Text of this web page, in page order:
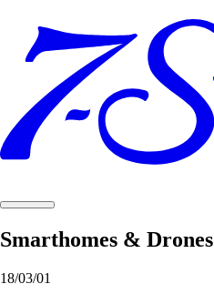
Smarthomes & Drones
18/03/01